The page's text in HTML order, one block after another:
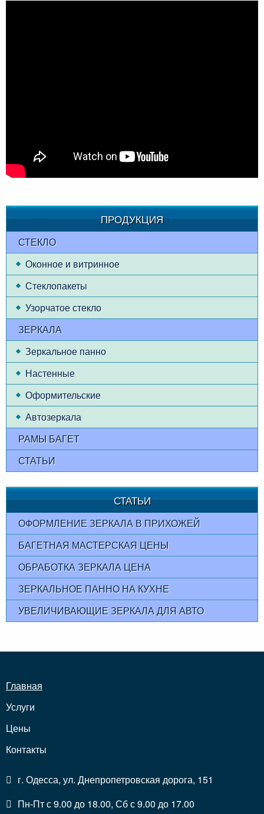
ПРОДУКЦИЯ
СТЕКЛО
Оконное и витринное
Стеклопакеты
Узорчатое стекло
ЗЕРКАЛА
Зеркальное панно
Настенные
Оформительские
Автозеркала
РАМЫ БАГЕТ
СТАТЬИ
СТАТЬИ
ОФОРМЛЕНИЕ ЗЕРКАЛА В ПРИХОЖЕЙ
БАГЕТНАЯ МАСТЕРСКАЯ ЦЕНЫ
ОБРАБОТКА ЗЕРКАЛА ЦЕНА
ЗЕРКАЛЬНОЕ ПАННО НА КУХНЕ
УВЕЛИЧИВАЮЩИЕ ЗЕРКАЛА ДЛЯ АВТО
Главная
Услуги
Цены
Контакты
г. Одесса, ул. Днепропетровская дорога, 151
Пн-Пт с 9.00 до 18.00, Сб с 9.00 до 17.00